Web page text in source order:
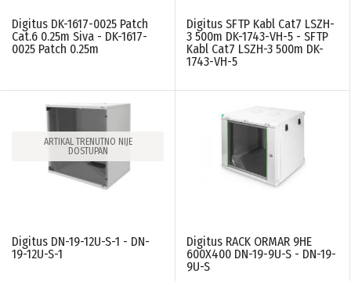
Digitus DK-1617-0025 Patch
Cat.6 0.25m Siva - DK-1617-
0025 Patch 0.25m
Digitus SFTP Kabl Cat7 LSZH-
3 500m DK-1743-VH-5 - SFTP
Kabl Cat7 LSZH-3 500m DK-
1743-VH-5
ARTIKAL TRENUTNO NIJE
DOSTUPAN
Digitus DN-19-12U-S-1 - DN-
19-12U-S-1
Digitus RACK ORMAR 9HE
600X400 DN-19-9U-S - DN-19-
9U-S